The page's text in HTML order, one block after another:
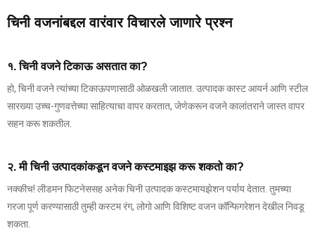
चिनी वजनांबद्दल वारंवार विचारले जाणारे प्रश्न
१. चिनी वजने टिकाऊ असतात का?
हो, चिनी वजने त्यांच्या टिकाऊपणासाठी ओळखली जातात. उत्पादक कास्ट आयर्न आणि स्टील
सारख्या उच्च-गुणवत्तेच्या साहित्याचा वापर करतात, जेणेकरून वजने कालांतराने जास्त वापर
सहन करू शकतील.
२. मी चिनी उत्पादकांकडून वजने कस्टमाइझ करू शकतो का?
नक्कीच! लीडमन फिटनेससह अनेक चिनी उत्पादक कस्टमायझेशन पर्याय देतात. तुमच्या
गरजा पूर्ण करण्यासाठी तुम्ही कस्टम रंग, लोगो आणि विशिष्ट वजन कॉन्फिगरेशन देखील निवडू
शकता.